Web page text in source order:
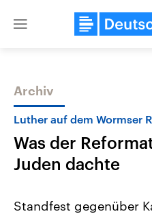
Close
Themen
Archiv
Luther auf dem Wormser
Was der
Juden dachte
Standfest gegenüber